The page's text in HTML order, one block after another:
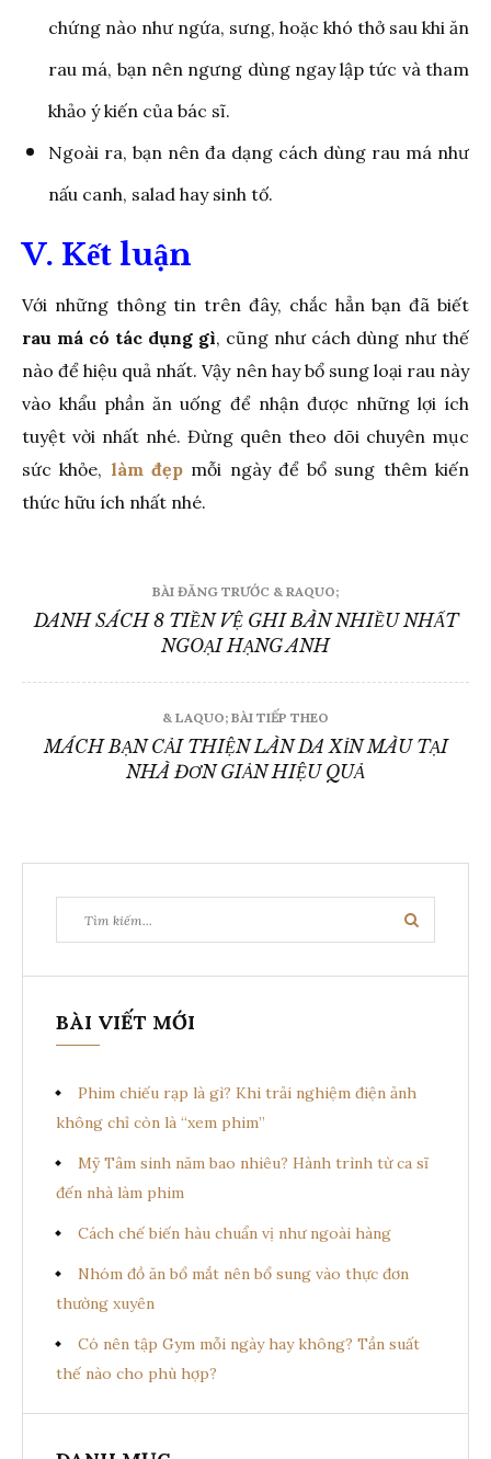
chứng nào như ngứa, sưng, hoặc khó thở sau khi ăn
rau má, bạn nên ngưng dùng ngay lập tức và tham
khảo ý kiến của bác sĩ.
Ngoài ra, bạn nên đa dạng cách dùng rau má như
nấu canh, salad hay sinh tố.
V. Kết luận
Với những thông tin trên đây, chắc hẳn bạn đã biết
rau má có tác dụng gì, cũng như cách dùng như thế
nào để hiệu quả nhất. Vậy nên hay bổ sung loại rau này
vào khẩu phần ăn uống để nhận được những lợi ích
tuyệt vời nhất nhé. Đừng quên theo dõi chuyên mục
sức khỏe, làm đẹpmỗi ngày để bổ sung thêm kiến
thức hữu ích nhất nhé.
hướng
BÀI ĐĂNG TRƯỚC & RAQUO;
DANH SÁCH 8 TIỀN VỆ GHI BÀN NHIỀU NHẤT
NGOẠI HẠNG ANH
& LAQUO; BÀI TIẾP THEO
MÁCH BẠN CẢI THIỆN LÀN DA XỈN MÀU TẠI
NHÀ ĐƠN GIẢN HIỆU QUẢ
kiếm:
Tìm
BÀI VIẾT MỚI
Phim chiếu rạp là gì? Khi trải nghiệm điện ảnh
không chỉ còn là “xem phim”
Mỹ Tâm sinh năm bao nhiêu? Hành trình từ ca sĩ
đến nhà làm phim
Cách chế biến hàu chuẩn vị như ngoài hàng
Nhóm đồ ăn bổ mắt nên bổ sung vào thực đơn
thường xuyên
Có nên tập Gym mỗi ngày hay không? Tần suất
thế nào cho phù hợp?